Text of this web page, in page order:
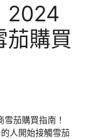
2024
茄購買
人開始接觸雪茄